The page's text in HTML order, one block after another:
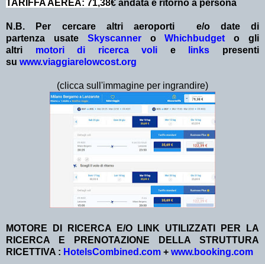
TARIFFA AEREA: 71,38€ andata e ritorno a persona
N.B. Per cercare altri aeroporti e/o date di
partenza usate SkyscanneroWhichbudget o gli
altri motori di ricerca voli e links presenti
su www.viaggiarelowcost.org
(clicca sull'immagine per ingrandire)
MOTORE DI RICERCA E/O LINK UTILIZZATI PER LA
RICERCA E PRENOTAZIONE DELLA STRUTTURA
RICETTIVA : HotelsCombined.com + www.booking.com